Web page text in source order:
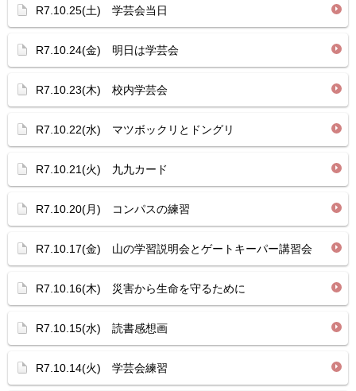
R7.10.25(土) 学芸会当日
R7.10.24(金) 明日は学芸会
R7.10.23(木) 校内学芸会
R7.10.22(水) マツボックリとドングリ
R7.10.21(火) 九九カード
R7.10.20(月) コンパスの練習
R7.10.17(金) 山の学習説明会とゲートキーパー講習会
R7.10.16(木) 災害から生命を守るために
R7.10.15(水) 読書感想画
R7.10.14(火) 学芸会練習